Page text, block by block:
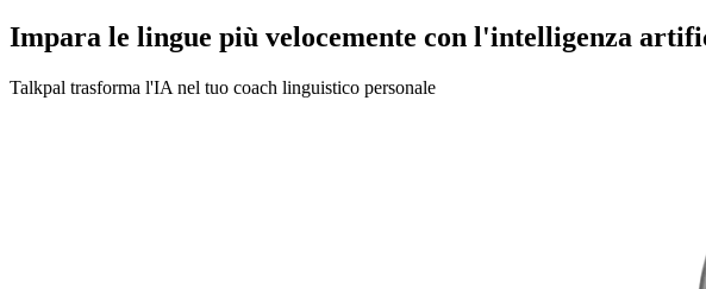
Impara le lingue più velocemente con l'intelligenza
Talkpal trasforma l'IA nel tuo coach linguistico personale